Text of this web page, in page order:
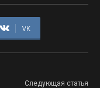
VK
Следующая статья